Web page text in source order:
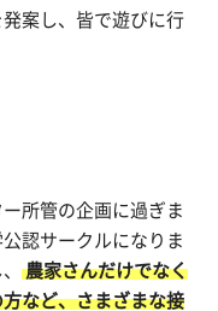
案し、皆で遊びに行
所管の企画に過ぎま
認サークルになりま
農家さんだけでなく
など、さまざまな接